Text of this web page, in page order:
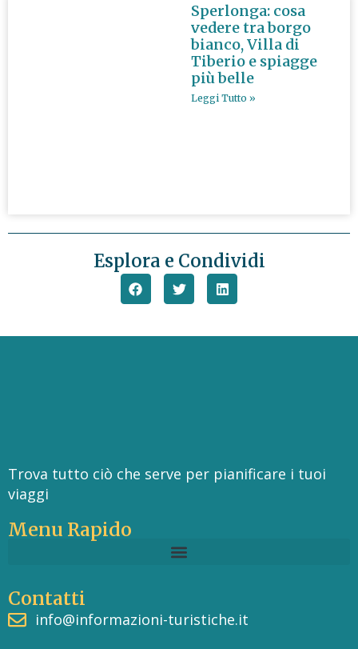
Sperlonga: cosa
vedere tra borgo
bianco, Villa di
Tiberio e spiagge
più belle
Leggi Tutto »
Esplora e Condividi
Trova tutto ciò che serve per pianificare i tuoi
viaggi
Menu Rapido
Contatti
info@informazioni-turistiche.it